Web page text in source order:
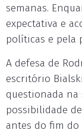
semanas.
expectativa e
políticas e pela
A defesa de
escritório
questionada na
possibilidade
antes do fim do